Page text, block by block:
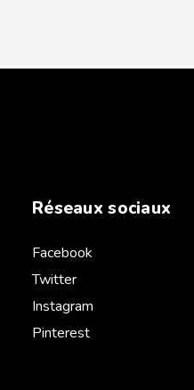
Réseaux sociaux
Facebook
Twitter
Instagram
Pinterest